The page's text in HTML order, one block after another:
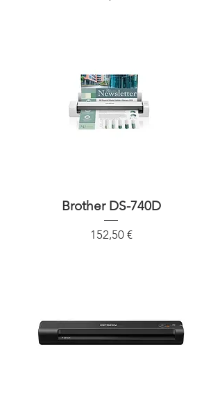
Brother DS-740D
Precio
152,50 €